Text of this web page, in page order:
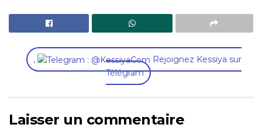
,
Rejoignez Kessiya sur
Télégram
Laisser un commentaire